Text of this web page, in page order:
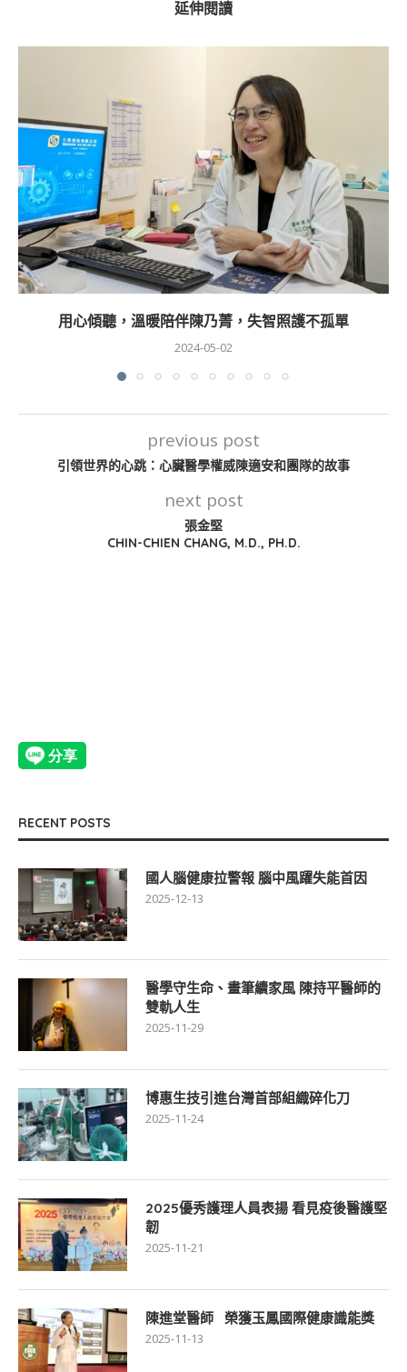
延伸閱讀
用心傾聽，溫暖陪伴陳乃菁，失智照護不孤單
2024-05-02
previous post
引領世界的心跳：心臟醫學權威陳適安和團隊的故事
next post
張金堅
CHIN-CHIEN CHANG, M.D., PH.D.
RECENT POSTS
國人腦健康拉警報 腦中風躍失能首因
2025-12-13
醫學守生命、畫筆續家風 陳持平醫師的
雙軌人生
2025-11-29
博惠生技引進台灣首部組織碎化刀
2025-11-24
2025優秀護理人員表揚 看見疫後醫護堅
韌
2025-11-21
陳進堂醫師 榮獲玉鳳國際健康識能獎
2025-11-13